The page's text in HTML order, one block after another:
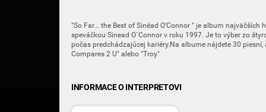
"So Far... the Best of Sinéad O'Connor " je album najväčších
speváčkou Sinead O´Connor v roku 1997. Je to výber zo
počas predchádzajúcej kariéry.Na albume nájdete 30
Compares 2 U" alebo "Troy"
INFORMACE O INTERPRETOVI